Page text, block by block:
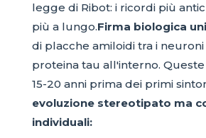
legge di Ribot: i ricordi più
più a lungo.Firma biologica
di placche amiloidi tra i
proteina tau all'interno. Queste
15-20 anni prima dei primi
evoluzione stereotipato ma
individuali: